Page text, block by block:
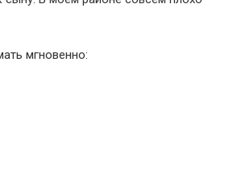
мгновенно: